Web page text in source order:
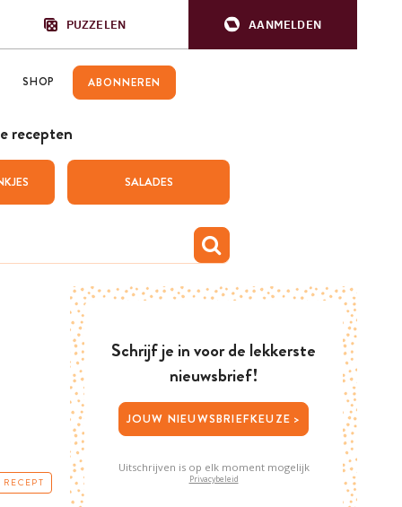
PUZZELEN AANMELDEN
SHOP ABONNEREN
recepten
SALADES
Schrijf je in voor de lekkerste
nieuwsbrief!
JOUW NIEUWSBRIEFKEUZE >
Uitschrijven is op elk moment mogelijk
Privacybeleid